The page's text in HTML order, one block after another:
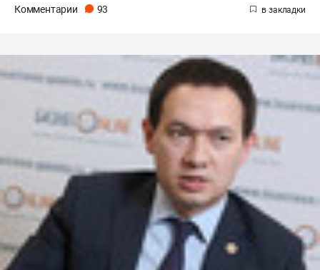
Комментарии 93